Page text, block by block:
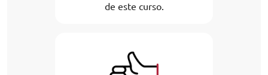
de este curso.